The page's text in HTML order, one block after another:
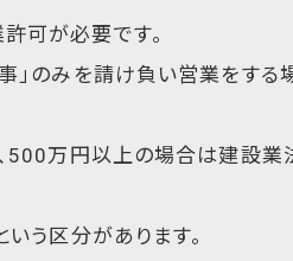
可が必要です。
のみを請け負い営業をする
万円以上の場合は建設業
う区分があります。